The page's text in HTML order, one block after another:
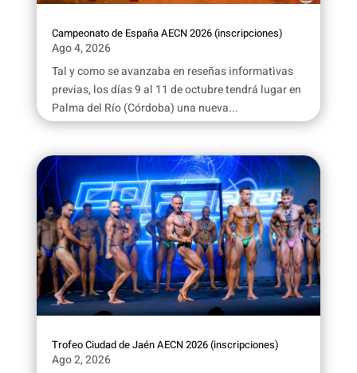
Campeonato de España AECN 2026 (inscripciones)
Ago 4, 2026
Tal y como se avanzaba en reseñas informativas
previas, los días 9 al 11 de octubre tendrá lugar en
Palma del Río (Córdoba) una nueva...
Trofeo Ciudad de Jaén AECN 2026 (inscripciones)
Ago 2, 2026